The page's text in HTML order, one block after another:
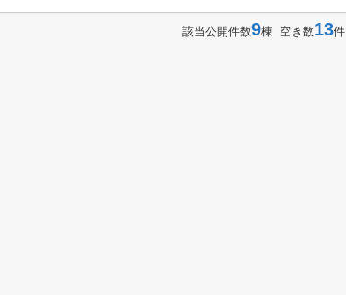
該当公開件数9棟 空き数13件